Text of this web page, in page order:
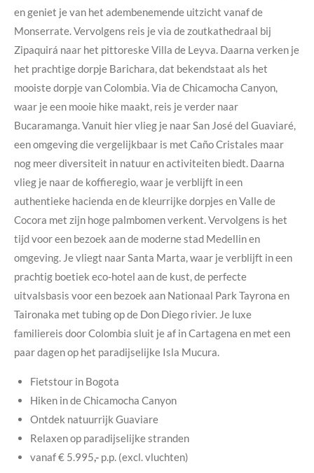
en geniet je van het adembenemende uitzicht vanaf de
Monserrate. Vervolgens reis je via de zoutkathedraal bij
Zipaquirá naar het pittoreske Villa de Leyva. Daarna verken je
het prachtige dorpje Barichara, dat bekendstaat als het
mooiste dorpje van Colombia. Via de Chicamocha Canyon,
waar je een mooie hike maakt, reis je verder naar
Bucaramanga. Vanuit hier vlieg je naar San José del Guaviaré,
een omgeving die vergelijkbaar is met Caño Cristales maar
nog meer diversiteit in natuur en activiteiten biedt. Daarna
vlieg je naar de koffieregio, waar je verblijft in een
authentieke hacienda en de kleurrijke dorpjes en Valle de
Cocora met zijn hoge palmbomen verkent. Vervolgens is het
tijd voor een bezoek aan de moderne stad Medellin en
omgeving. Je vliegt naar Santa Marta, waar je verblijft in een
prachtig boetiek eco-hotel aan de kust, de perfecte
uitvalsbasis voor een bezoek aan Nationaal Park Tayrona en
Taironaka met tubing op de Don Diego rivier. Je luxe
familiereis door Colombia sluit je af in Cartagena en met een
paar dagen op het paradijselijke Isla Mucura.
Fietstour in Bogota
Hiken in de Chicamocha Canyon
Ontdek natuurrijk Guaviare
Relaxen op paradijselijke stranden
vanaf€ 5.995,-p.p. (excl. vluchten)